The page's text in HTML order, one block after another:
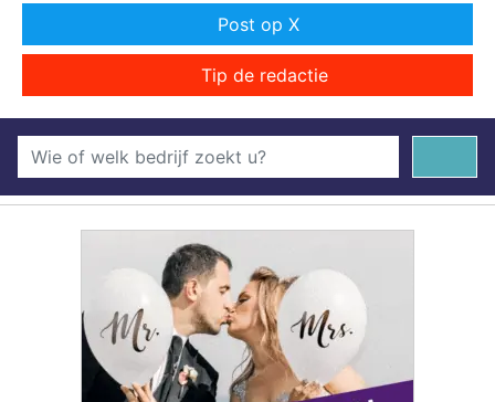
Post op X
Tip de redactie